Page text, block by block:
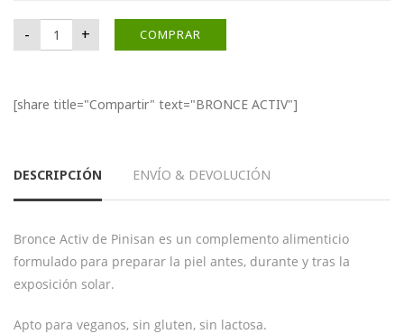
-
BRONCE ACTIV cantidad
+ COMPRAR
[share title="Compartir" text="BRONCE ACTIV"]
DESCRIPCIÓN ENVÍO & DEVOLUCIÓN
Bronce Activ de Pinisan es un complemento alimenticio
formulado para preparar la piel antes, durante y tras la
exposición solar.
Apto para veganos, sin gluten, sin lactosa.